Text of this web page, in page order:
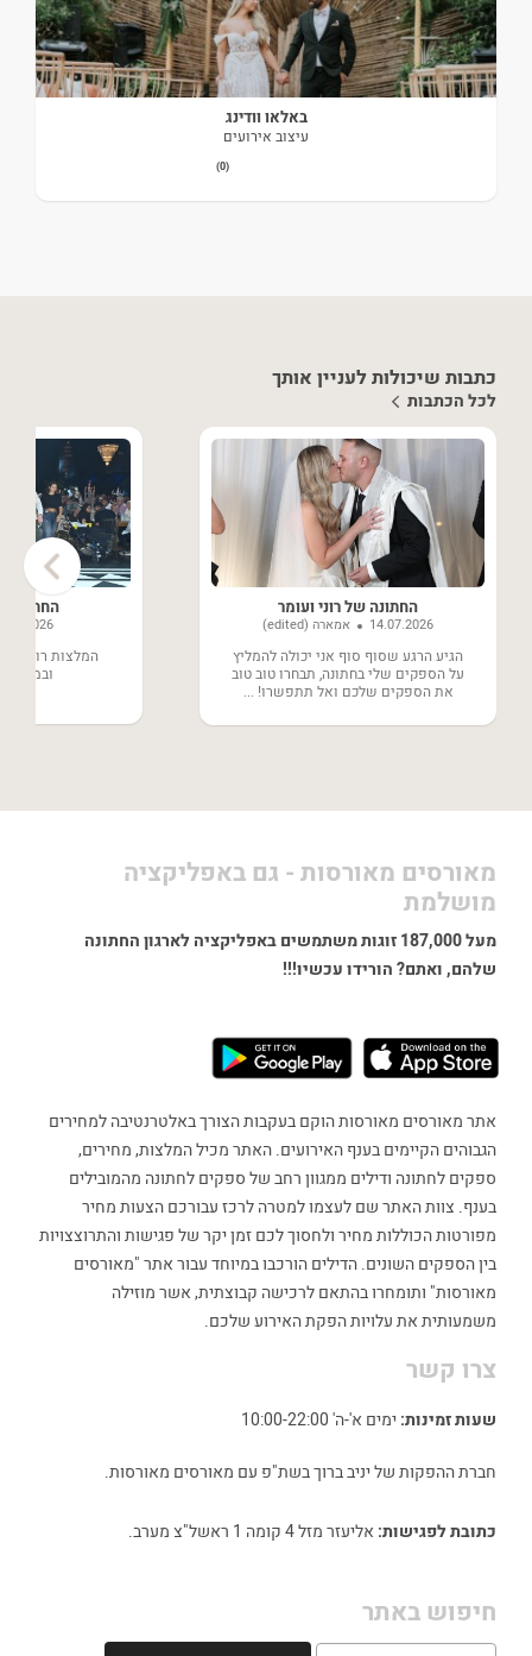
באלאו וודינג
עיצוב אירועים
(0)
כתבות שיכולות לעניין אותך
לכל הכתבות
החתונה של רוני ועומר
14.07.2026 אמארה (edited)
הגיע הרגע שסוף סוף אני יכולה להמליץ
על הספקים שלי בחתונה, תבחרו טוב טוב
את הספקים שלכם ואל תתפשרו! ...
החתונה
המלצות
›
מאורסים מאורסות - גם באפליקציה
מושלמת
מעל 187,000 זוגות משתמשים באפליקציה לארגון החתונה
שלהם, ואתם? הורידו עכשיו!!!
אתר מאורסים מאורסות הוקם בעקבות הצורך באלטרנטיבה למחירים
הגבוהים הקיימים בענף האירועים. האתר מכיל המלצות, מחירים,
ספקים לחתונה ודילים ממגוון רחב של ספקים לחתונה מהמובילים
בענף. צוות האתר שם לעצמו למטרה לרכז עבורכם הצעות מחיר
מפורטות הכוללות מחיר ולחסוך לכם זמן יקר של פגישות והתרוצצויות
בין הספקים השונים. הדילים הורכבו במיוחד עבור אתר "מאורסים
מאורסות" ותומחרו בהתאם לרכישה קבוצתית, אשר מוזילה
משמעותית את עלויות הפקת האירוע שלכם.
צרו קשר
שעות זמינות: ימים א'-ה' 10:00-22:00
חברת ההפקות של יניב ברוך בשת"פ עם מאורסים מאורסות.
כתובת לפגישות: אליעזר מזל 4 קומה 1 ראשל"צ מערב.
חיפוש באתר